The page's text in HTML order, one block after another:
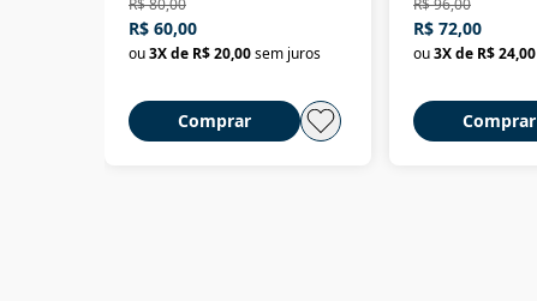
R$ 80,00
R$ 60,00
ou3X de R$ 20,00sem juros
Comprar
R$ 96,00
R$ 72,00
ou3X de R$ 24,00
Comprar